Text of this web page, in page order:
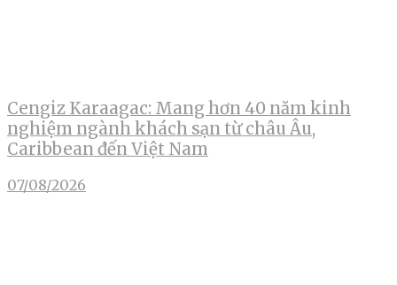
Cengiz Karaagac: Mang hơn 40 năm kinh
nghiệm ngành khách sạn từ châu Âu,
Caribbean đến Việt Nam
07/08/2026